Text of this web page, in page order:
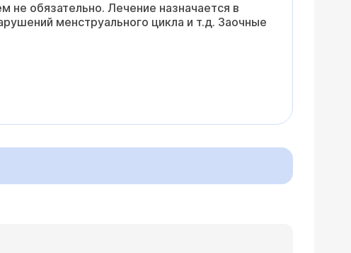
не обязательно. Лечение назначается в
менструального цикла и т.д. Заочные